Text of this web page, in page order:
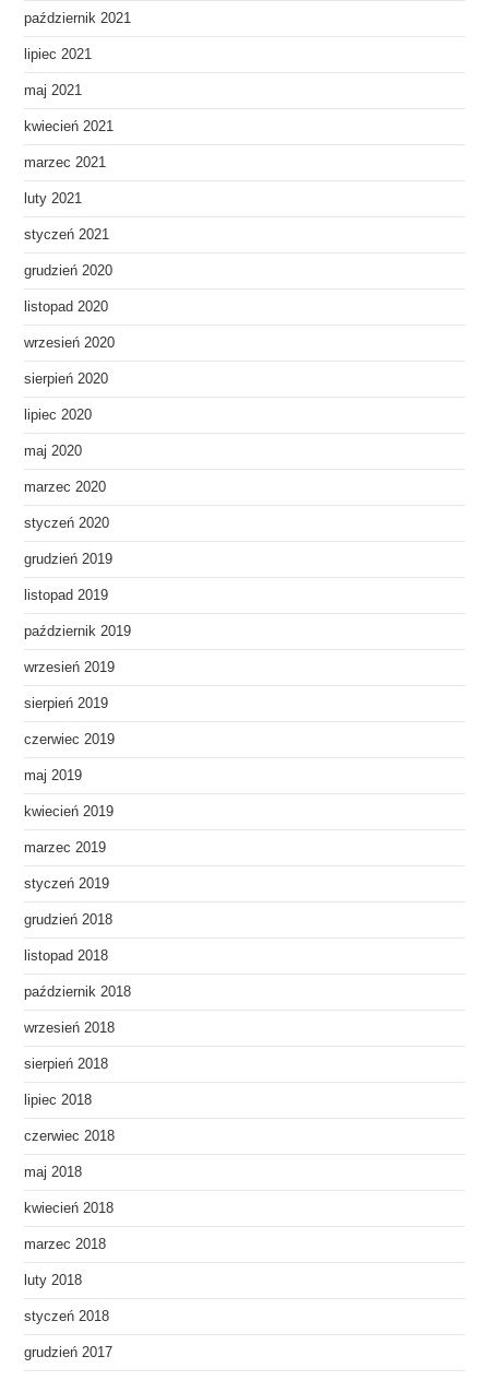
październik 2021
lipiec 2021
maj 2021
kwiecień 2021
marzec 2021
luty 2021
styczeń 2021
grudzień 2020
listopad 2020
wrzesień 2020
sierpień 2020
lipiec 2020
maj 2020
marzec 2020
styczeń 2020
grudzień 2019
listopad 2019
październik 2019
wrzesień 2019
sierpień 2019
czerwiec 2019
maj 2019
kwiecień 2019
marzec 2019
styczeń 2019
grudzień 2018
listopad 2018
październik 2018
wrzesień 2018
sierpień 2018
lipiec 2018
czerwiec 2018
maj 2018
kwiecień 2018
marzec 2018
luty 2018
styczeń 2018
grudzień 2017